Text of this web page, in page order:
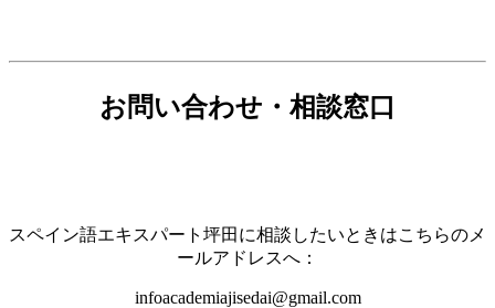
お問い合わせ・相談窓口
スペイン語エキスパート坪田に相談したいときはこちらのメ
ールアドレスへ：
infoacademiajisedai@gmail.com